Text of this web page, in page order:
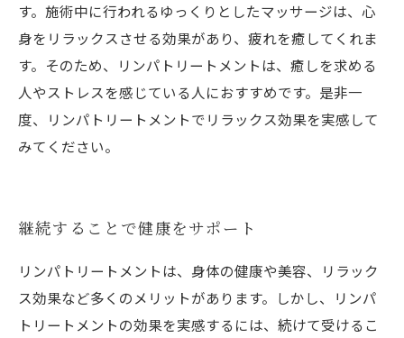
す。施術中に行われるゆっくりとしたマッサージは、心
身をリラックスさせる効果があり、疲れを癒してくれま
す。そのため、リンパトリートメントは、癒しを求める
人やストレスを感じている人におすすめです。是非一
度、リンパトリートメントでリラックス効果を実感して
みてください。
継続することで健康をサポート
リンパトリートメントは、身体の健康や美容、リラック
ス効果など多くのメリットがあります。しかし、リンパ
トリートメントの効果を実感するには、続けて受けるこ